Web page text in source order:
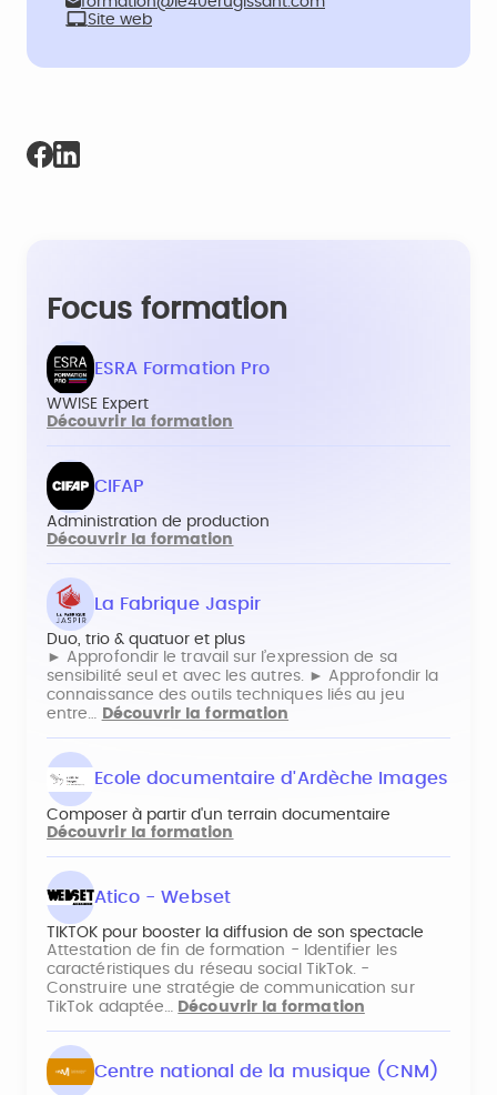
Site web
Focus formation
ESRA Formation Pro
WWISE Expert
Découvrir la formation
CIFAP
Administration de production
Découvrir la formation
La Fabrique Jaspir
Duo, trio & quatuor et plus
► Approfondir le travail sur l’expression de sa
sensibilité seul et avec les autres. ► Approfondir la
connaissance des outils techniques liés au jeu
entre… Découvrir la formation
Ecole documentaire d'Ardèche Images
Composer à partir d'un terrain documentaire
Découvrir la formation
Atico - Webset
TIKTOK pour booster la diffusion de son spectacle
Attestation de fin de formation - Identifier les
caractéristiques du réseau social TikTok. -
Construire une stratégie de communication sur
TikTok adaptée… Découvrir la formation
Centre national de la musique (CNM)